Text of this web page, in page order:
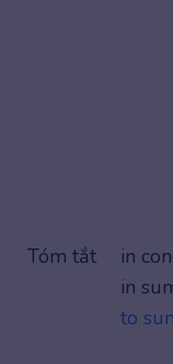
Tóm tắt
in
in
to